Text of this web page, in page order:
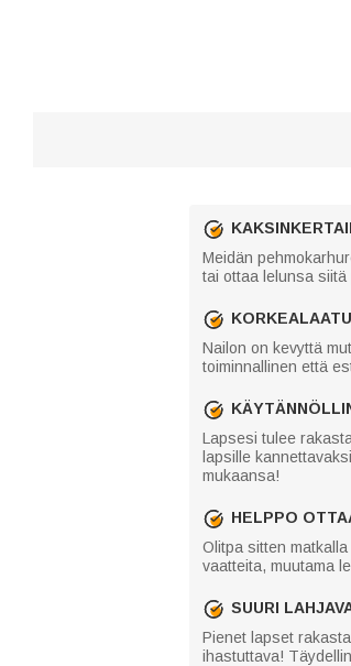
Meidän
tai ottaa lelunsa siitä
Nailon on kevyttä
toiminnallinen että
Lapsesi tulee
lapsille
mukaansa!
HELPPO
Olitpa sitten
vaatteita, muutama
SUURI
Pienet lapset
ihastuttava!